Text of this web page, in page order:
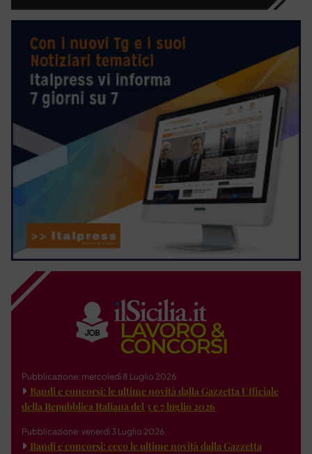
Pubblicazione: mercoledì 8 Luglio 2026
Bandi e concorsi: le ultime novità dalla Gazzetta Ufficiale
della Repubblica Italiana del 3 e 7 luglio 2026
Pubblicazione: venerdì 3 Luglio 2026
Bandi e concorsi: ecco le ultime novità dalla Gazzetta